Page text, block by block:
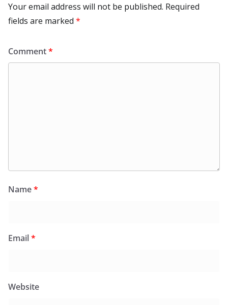
Your email address will not be published. Required
fields are marked *
Comment*
Name*
Email*
Website